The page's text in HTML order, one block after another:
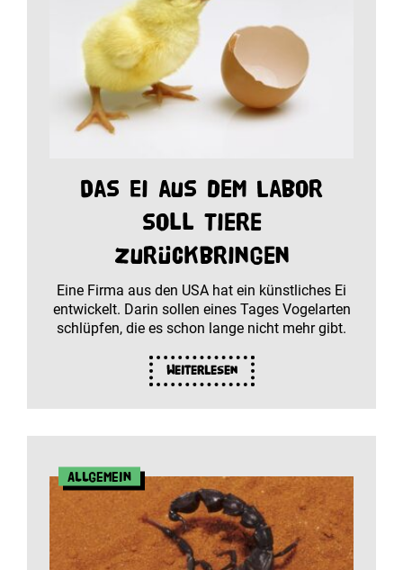
Das Ei aus dem Labor
soll Tiere
zurückbringen
Eine Firma aus den USA hat ein künstliches Ei
entwickelt. Darin sollen eines Tages Vogelarten
schlüpfen, die es schon lange nicht mehr gibt.
Weiterlesen
Allgemein